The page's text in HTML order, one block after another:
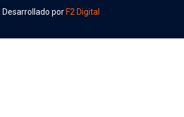
Desarrollado por F2 Digital